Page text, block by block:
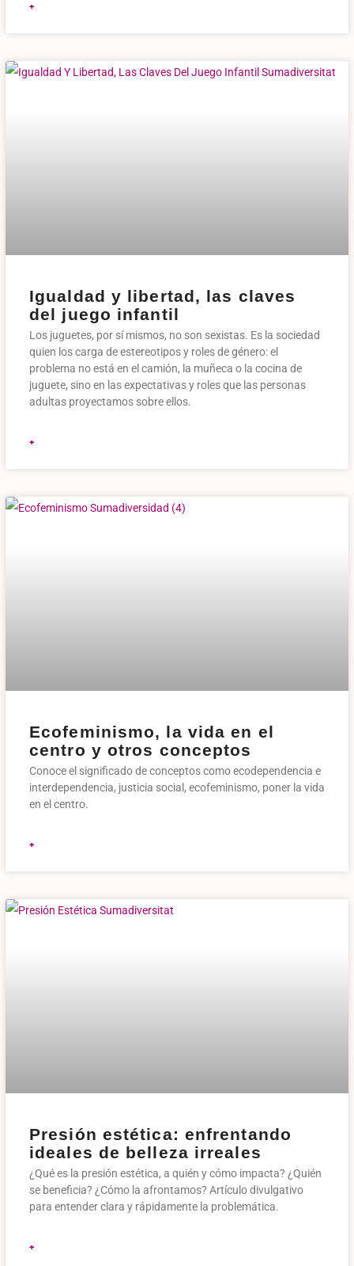
+
Igualdad y libertad, las claves
del juego infantil
Los juguetes, por sí mismos, no son sexistas. Es la sociedad
quien los carga de estereotipos y roles de género: el
problema no está en el camión, la muñeca o la cocina de
juguete, sino en las expectativas y roles que las personas
adultas proyectamos sobre ellos.
+
Ecofeminismo, la vida en el
centro y otros conceptos
Conoce el significado de conceptos como ecodependencia e
interdependencia, justicia social, ecofeminismo, poner la vida
en el centro.
+
Presión estética: enfrentando
ideales de belleza irreales
¿Qué es la presión estética, a quién y cómo impacta? ¿Quién
se beneficia? ¿Cómo la afrontamos? Artículo divulgativo
para entender clara y rápidamente la problemática.
+